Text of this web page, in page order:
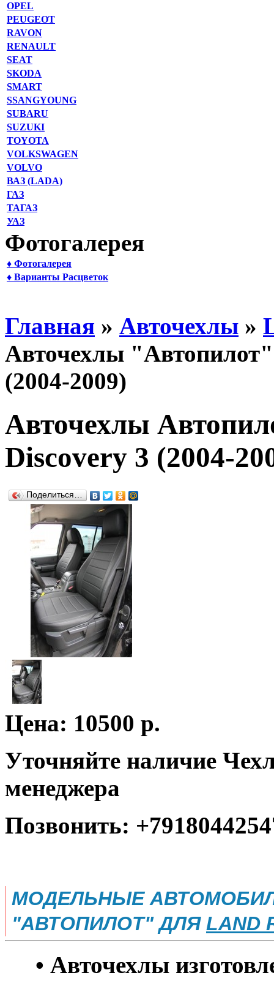
OPEL
PEUGEOT
RAVON
RENAULT
SEAT
SKODA
SMART
SSANGYOUNG
SUBARU
SUZUKI
TOYOTA
VOLKSWAGEN
VOLVO
ВАЗ (LADA)
ГАЗ
ТАГАЗ
УАЗ
Фотогалерея
♦ Фотогалерея
♦ Варианты Расцветок
Главная » Авточехлы »
Авточехлы
(2004-2009)
Авточехлы
Discovery 3 (2004-
Поделиться…
Цена: 10500 р.
Уточняйте наличие
менеджера
Позвонить:
МОДЕЛЬНЫЕ
"АВТОПИЛОТ" ДЛЯ LAND
• Авточехлы